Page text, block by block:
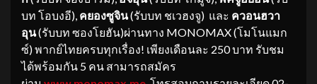
บท โอบงอี), คยองซูจิน(รับบท ชเวฮงจู) และ ควอนฮวา
อุน(รับบท ซองโยฮัน)ผ่านทาง MONOMAX (โมโนแมก
ซ์) พากย์ไทยครบทุกเรื่อง! เพียงเดือนละ 250 บาท รับชม
ได้พร้อมกัน 5 คน สามารถสมัคร